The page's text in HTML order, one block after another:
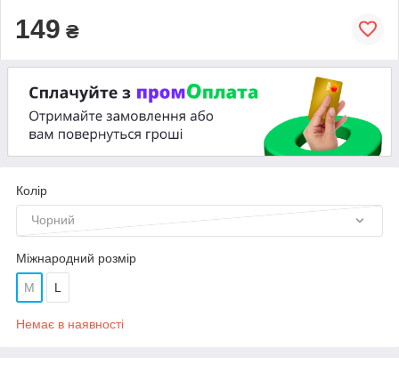
149 ₴
Колір
Чорний
Міжнародний розмір
M L
Немає в наявності